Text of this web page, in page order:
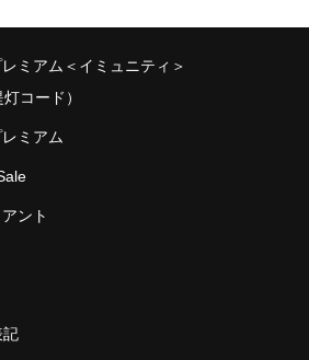
ミアム＜イミュニティ＞
コード）
ミアム
ント
記